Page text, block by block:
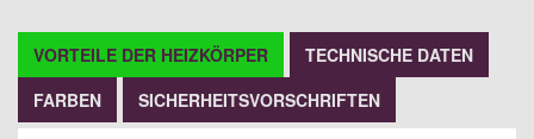
VORTEILE DER HEIZKÖRPER
TECHNISCHE DATEN
FARBEN
SICHERHEITSVORSCHRIFTEN